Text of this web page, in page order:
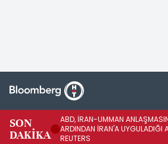
SON
DAKİKA
ABD, İRAN-UMMAN
ARDINDAN İRAN'A UYGULADIĞI
REUTERS